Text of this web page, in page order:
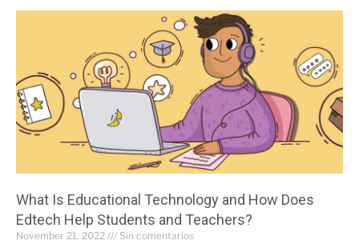
What Is Educational Technology and How Does
Edtech Help Students and Teachers?
November 21, 2022 Sin comentarios